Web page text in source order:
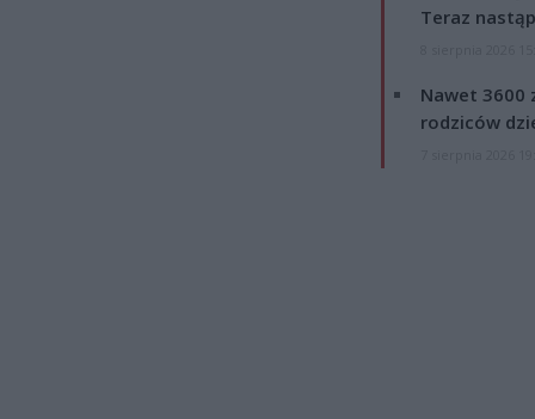
Teraz
Nawet 3600
rodziców